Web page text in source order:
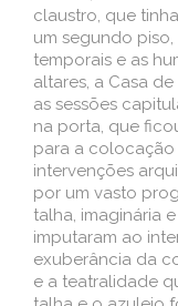
claustro, que
um segundo
temporais e as
altares, a Casa
as sessões
na porta, que
para a colocação
intervenções
por um vasto
talha, imaginária
imputaram ao
exuberância da
e a teatralidade